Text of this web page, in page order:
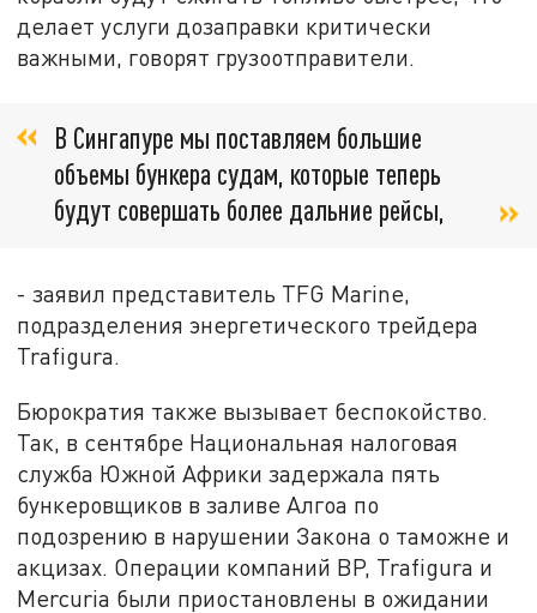
делает услуги дозаправки критически
важными, говорят грузоотправители.
В Сингапуре мы поставляем большие
объемы бункера судам, которые теперь
будут совершать более дальние рейсы,
- заявил представитель TFG Marine,
подразделения энергетического трейдера
Trafigura.
Бюрократия также вызывает беспокойство.
Так, в сентябре Национальная налоговая
служба Южной Африки задержала пять
бункеровщиков в заливе Алгоа по
подозрению в нарушении Закона о таможне и
акцизах. Операции компаний BP, Trafigura и
Mercuria были приостановлены в ожидании